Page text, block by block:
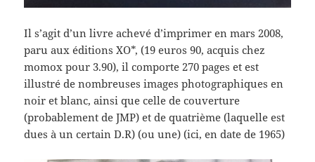
Il s’agit d’un livre achevé d’imprimer en mars 2008,
paru aux éditions XO*, (19 euros 90, acquis chez
momox pour 3.90), il comporte 270 pages et est
illustré de nombreuses images photographiques en
noir et blanc, ainsi que celle de couverture
(probablement de JMP) et de quatrième (laquelle est
dues à un certain D.R) (ou une) (ici, en date de 1965)